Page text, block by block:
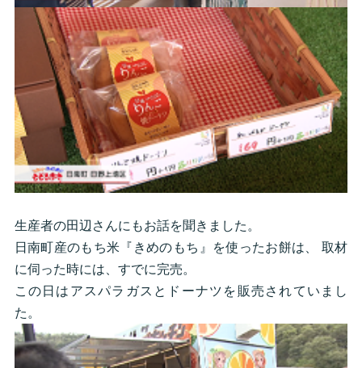
生産者の田辺さんにもお話を聞きました。
日南町産のもち米『きめのもち』を使ったお餅は、 取材
に伺った時には、すでに完売。
この日はアスパラガスとドーナツを販売されていまし
た。